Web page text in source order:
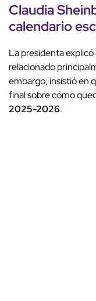
Claudia
calendario
La presidenta
relacionado
embargo, insistió en
final sobre cómo
2025-2026.